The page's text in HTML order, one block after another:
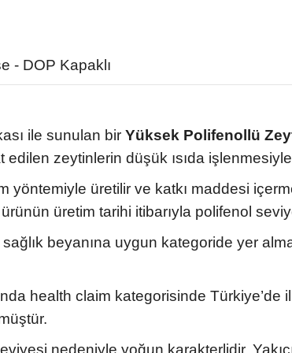
like to
With
- DOP Kapaklı
ile sunulan bir Yüksek Polifenollü
zeytinlerin düşük ısıda
yöntemiyle üretilir ve katkı maddesi
üretim tarihi itibarıyla polifenol
beyanına uygun kategoride yer
health claim kategorisinde Türkiye’de
nedeniyle yoğun karakterlidir.